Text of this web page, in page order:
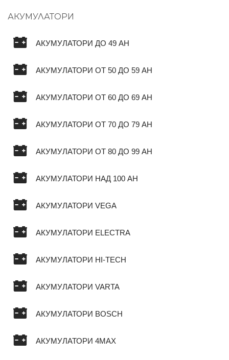
АКУМУЛАТОРИ
АКУМУЛАТОРИ ДО 49 AH
АКУМУЛАТОРИ ОТ 50 ДО 59 AH
АКУМУЛАТОРИ ОТ 60 ДО 69 AH
АКУМУЛАТОРИ ОТ 70 ДО 79 AH
АКУМУЛАТОРИ ОТ 80 ДО 99 AH
АКУМУЛАТОРИ НАД 100 AH
АКУМУЛАТОРИ VEGA
АКУМУЛАТОРИ ELECTRA
АКУМУЛАТОРИ HI-TECH
АКУМУЛАТОРИ VARTA
АКУМУЛАТОРИ BOSCH
АКУМУЛАТОРИ 4MAX